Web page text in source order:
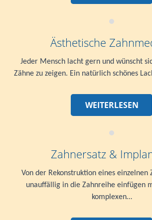
Ästhetische
Jeder Mensch lacht gern und wünscht
Zähne zu zeigen. Ein natürlich schönes
WEITERLESEN
Zahnersatz &
Von der Rekonstruktion eines einzelnen
unauffällig in die Zahnreihe einfügen
komplexen…